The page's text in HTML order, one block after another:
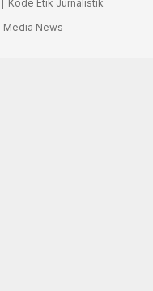
Kode Etik Jurnalistik
Media News